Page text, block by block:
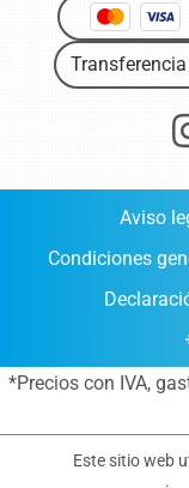
Aviso
Condiciones
*Precios con IVA,
Este sitio web